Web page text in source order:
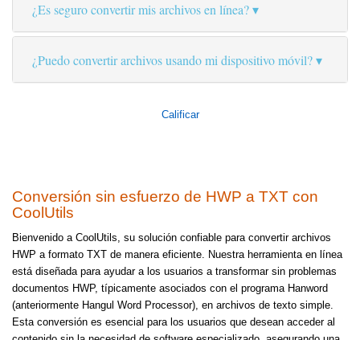
¿Es seguro convertir mis archivos en línea?
¿Puedo convertir archivos usando mi dispositivo móvil?
Calificar
Conversión sin esfuerzo de HWP a TXT con
CoolUtils
Bienvenido a CoolUtils, su solución confiable para convertir archivos
HWP a formato TXT de manera eficiente. Nuestra herramienta en línea
está diseñada para ayudar a los usuarios a transformar sin problemas
documentos HWP, típicamente asociados con el programa Hanword
(anteriormente Hangul Word Processor), en archivos de texto simple.
Esta conversión es esencial para los usuarios que desean acceder al